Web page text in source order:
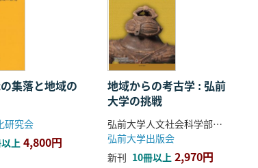
集落と地域の
研究会
上 4,800円
地域からの考古学 : 弘前
大学の挑戦
弘前大学人文社会科学部北日本考古学研究センター 編
弘前大学出版会
新刊 10冊以上 2,970円